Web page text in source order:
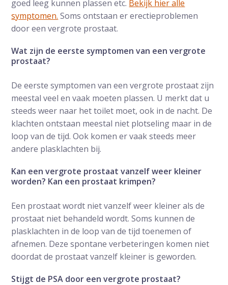
goed leeg kunnen plassen etc. Bekijk hier alle
symptomen. Soms ontstaan er erectieproblemen
door een vergrote prostaat.
Wat zijn de eerste symptomen van een vergrote
prostaat?
De eerste symptomen van een vergrote prostaat zijn
meestal veel en vaak moeten plassen. U merkt dat u
steeds weer naar het toilet moet, ook in de nacht. De
klachten ontstaan meestal niet plotseling maar in de
loop van de tijd. Ook komen er vaak steeds meer
andere plasklachten bij.
Kan een vergrote prostaat vanzelf weer kleiner
worden? Kan een prostaat krimpen?
Een prostaat wordt niet vanzelf weer kleiner als de
prostaat niet behandeld wordt. Soms kunnen de
plasklachten in de loop van de tijd toenemen of
afnemen. Deze spontane verbeteringen komen niet
doordat de prostaat vanzelf kleiner is geworden.
Stijgt de PSA door een vergrote prostaat?